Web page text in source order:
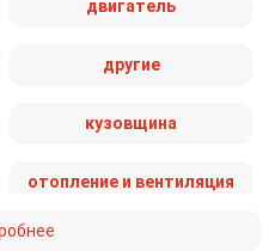
двигатель
другие
кузовщина
отопление и вентиляция